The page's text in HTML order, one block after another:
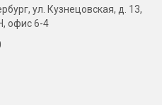
ул. Кузнецовская, д. 13,
офис 6-4